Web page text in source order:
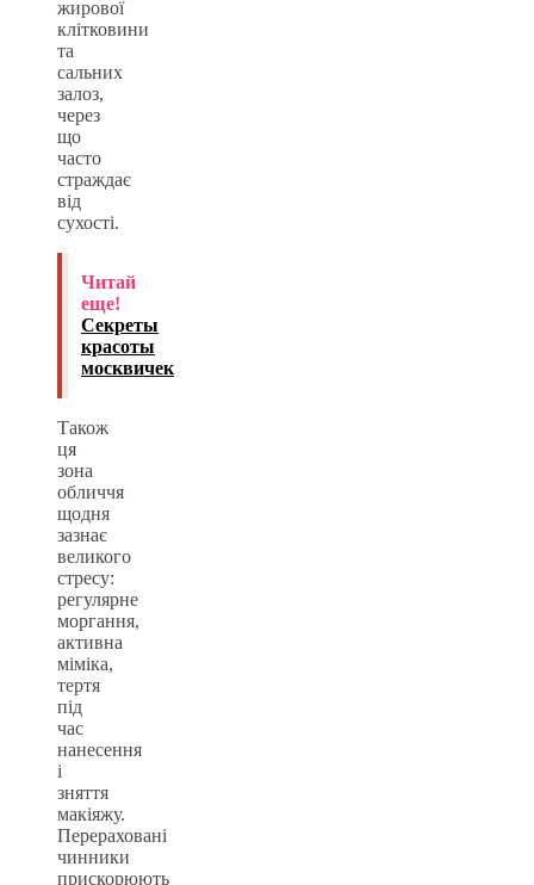
жирової
клітковини
та
сальних
залоз,
через
що
часто
страждає
від
сухості.
Читай
еще!
Секреты
красоты
москвичек
Також
ця
зона
обличчя
щодня
зазнає
великого
стресу:
регулярне
моргання,
активна
міміка,
тертя
під
час
нанесення
і
зняття
макіяжу.
Перераховані
чинники
прискорюють